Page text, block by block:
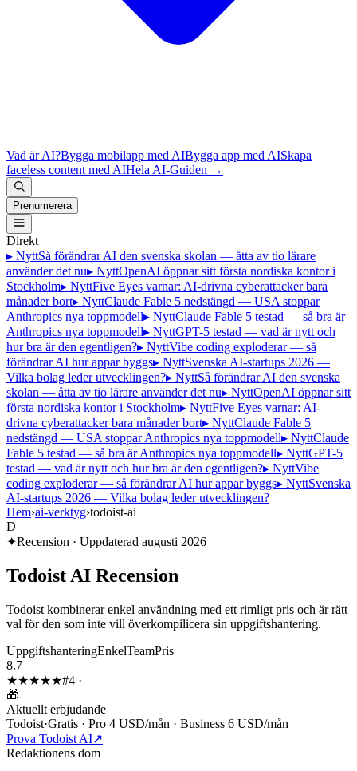
Vad är AI?Bygga mobilapp med AIBygga app med AISkapa
faceless content med AIHela AI-Guiden →
Prenumerera
Direkt
▸ NyttSå förändrar AI den svenska skolan — åtta av tio lärare
använder det nu▸ NyttOpenAI öppnar sitt första nordiska kontor i
Stockholm▸ NyttFive Eyes varnar: AI-drivna cyberattacker bara
månader bort▸ NyttClaude Fable 5 nedstängd — USA stoppar
Anthropics nya toppmodell▸ NyttClaude Fable 5 testad — så bra är
Anthropics nya toppmodell▸ NyttGPT-5 testad — vad är nytt och
hur bra är den egentligen?▸ NyttVibe coding exploderar — så
förändrar AI hur appar byggs▸ NyttSvenska AI-startups 2026 —
Vilka bolag leder utvecklingen?▸ NyttSå förändrar AI den svenska
skolan — åtta av tio lärare använder det nu▸ NyttOpenAI öppnar sitt
första nordiska kontor i Stockholm▸ NyttFive Eyes varnar: AI-
drivna cyberattacker bara månader bort▸ NyttClaude Fable 5
nedstängd — USA stoppar Anthropics nya toppmodell▸ NyttClaude
Fable 5 testad — så bra är Anthropics nya toppmodell▸ NyttGPT-5
testad — vad är nytt och hur bra är den egentligen?▸ NyttVibe
coding exploderar — så förändrar AI hur appar byggs▸ NyttSvenska
AI-startups 2026 — Vilka bolag leder utvecklingen?
Hem›ai-verktyg›todoist-ai
D
✦Recension · Uppdaterad augusti 2026
Todoist AI Recension
Todoist kombinerar enkel användning med ett rimligt pris och är rätt
val för den som inte vill överkompilicera sin uppgiftshantering.
UppgiftshanteringEnkelTeamPris
8.7
★★★★★#4 ·
🎁
Aktuellt erbjudande
Todoist·Gratis · Pro 4 USD/mån · Business 6 USD/mån
Prova Todoist AI↗
Redaktionens dom